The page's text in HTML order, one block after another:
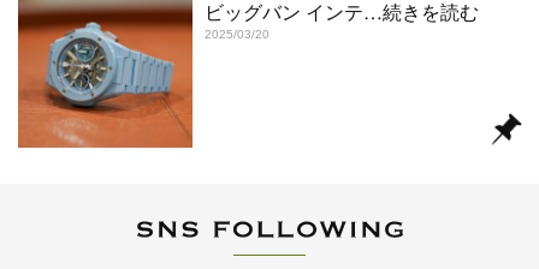
ビッグバン インテ…続きを読む
2025/03/20